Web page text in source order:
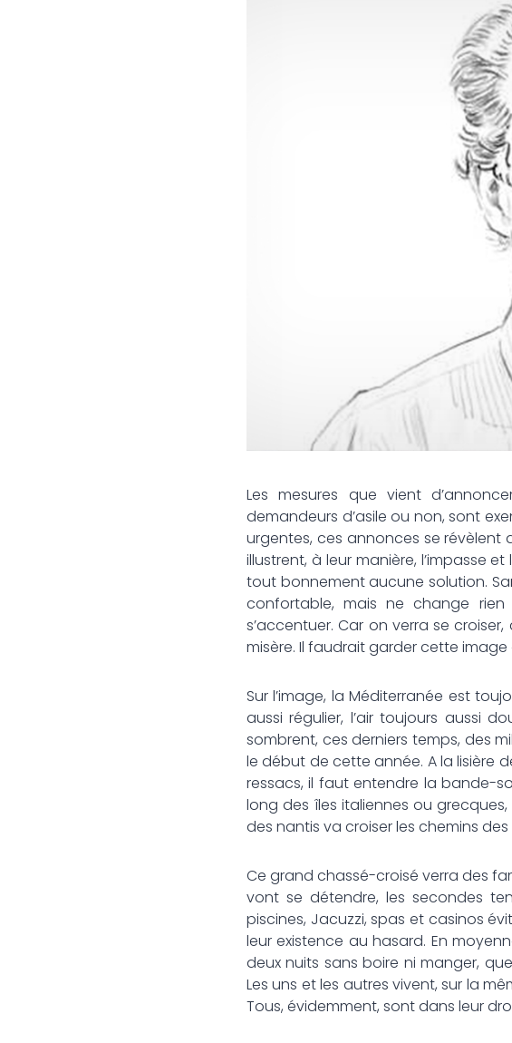
Les mesures que vient
demandeurs d’asile ou non, sont
urgentes, ces annonces se révèlent
illustrent, à leur manière, l’impasse
tout bonnement aucune solution.
confortable, mais ne change
s’accentuer. Car on verra se
misère. Il faudrait garder cette image
Sur l’image, la Méditerranée est
aussi régulier, l’air toujours aussi
sombrent, ces derniers temps, des
le début de cette année. A la lisière
ressacs, il faut entendre la bande-
long des îles italiennes ou
des nantis va croiser les chemins des
Ce grand chassé-croisé verra des
vont se détendre, les secondes
piscines, Jacuzzi, spas et casinos
leur existence au hasard. En
deux nuits sans boire ni manger,
Les uns et les autres vivent, sur la
Tous, évidemment, sont dans leur